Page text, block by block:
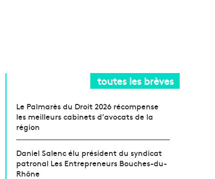
toutes les brèves
Le Palmarès du Droit 2026 récompense
les meilleurs cabinets d’avocats de la
région
Daniel Salenc élu président du syndicat
patronal Les Entrepreneurs Bouches-du-
Rhône